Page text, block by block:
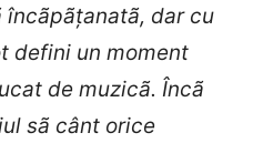
dar cu
defini un moment
de muzicã. Încã
sã cânt orice